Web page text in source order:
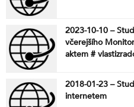
2023-10-10 –
včerejšího
aktem #
Izrael. Evropská
imigrantů po EU.
prezident Pavel
2018-01-23 –
internetem